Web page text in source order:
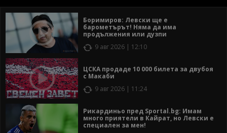
Боримиров: Левски ще е
барометърът! Няма да има
продължения или дузпи
9 авг 2026 | 12:10
ЦСКА продаде 10 000 билета за двубоя
с Макаби
9 авг 2026 | 11:24
Рикардиньо пред Sportal.bg: Имам
много приятели в Кайрат, но Левски е
специален за мен!